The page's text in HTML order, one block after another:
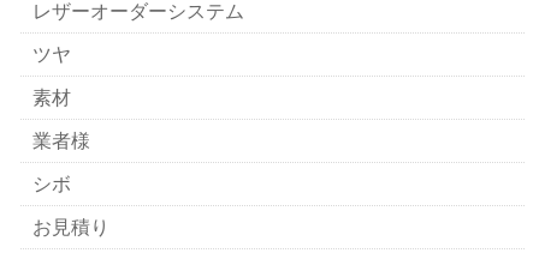
レザーオーダーシステム
ツヤ
素材
業者様
シボ
お見積り